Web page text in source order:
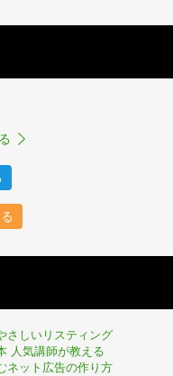
さしいリスティング
人気講師が教える
ネット広告の作り方